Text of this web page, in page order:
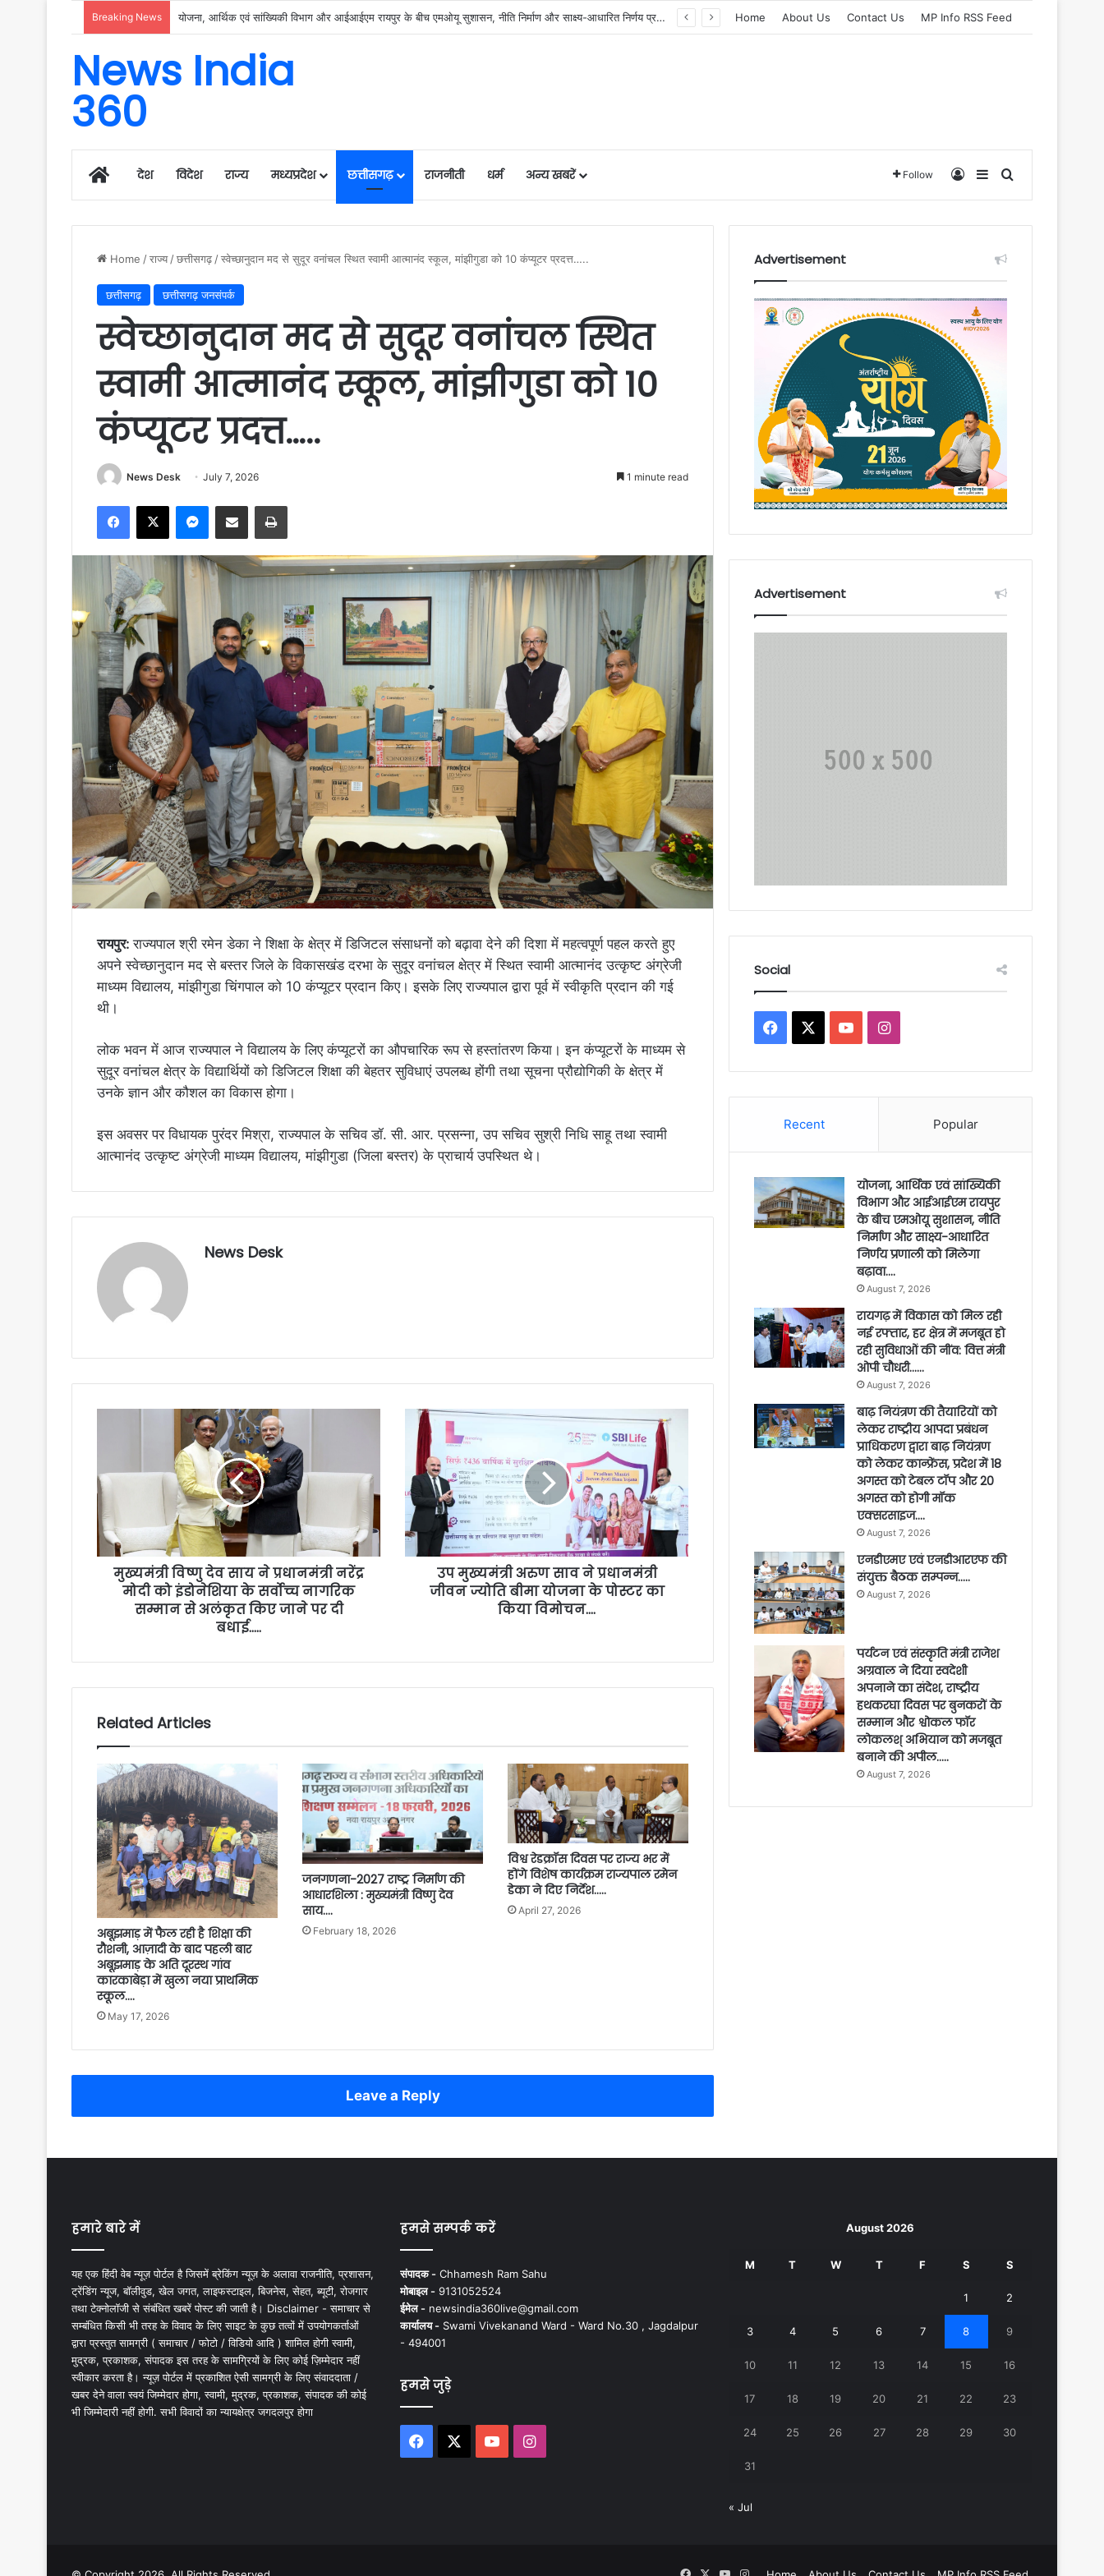
Breaking News रायगढ़ में विकास को मिल रही नई रफ्तार, हर क्षेत्र में मजबूत हो रही सुविधाओं की नींव: वित्त मंत्री ओपी चौधरी…… Home About Us Contact Us MP Info RSS Feed
News India
360
Homeदेश विदेश राज्य मध्यप्रदेश छत्तीसगढ़ राजनीती धर्म अन्य खबरें Follow Log InSidebarSearch for
Home /राज्य /छत्तीसगढ़ /स्वेच्छानुदान मद से सुदूर वनांचल स्थित स्वामी आत्मानंद स्कूल, मांझीगुडा को 10 कंप्यूटर प्रदत्त…..
छत्तीसगढ़ छत्तीसगढ़ जनसंपर्क
स्वेच्छानुदान मद से सुदूर वनांचल स्थित
स्वामी आत्मानंद स्कूल, मांझीगुडा को 10
कंप्यूटर प्रदत्त…..
News Desk July 7, 2026 1 minute read
Facebook
X Messenger
Share via Email Print
रायपुर:राज्यपाल श्री रमेन डेका ने शिक्षा के क्षेत्र में डिजिटल संसाधनों को बढ़ावा देने की दिशा में महत्वपूर्ण पहल करते हुए
अपने स्वेच्छानुदान मद से बस्तर जिले के विकासखंड दरभा के सुदूर वनांचल क्षेत्र में स्थित स्वामी आत्मानंद उत्कृष्ट अंग्रेजी
माध्यम विद्यालय, मांझीगुडा चिंगपाल को 10 कंप्यूटर प्रदान किए। इसके लिए राज्यपाल द्वारा पूर्व में स्वीकृति प्रदान की गई
थी।
लोक भवन में आज राज्यपाल ने विद्यालय के लिए कंप्यूटरों का औपचारिक रूप से हस्तांतरण किया। इन कंप्यूटरों के माध्यम से
सुदूर वनांचल क्षेत्र के विद्यार्थियों को डिजिटल शिक्षा की बेहतर सुविधाएं उपलब्ध होंगी तथा सूचना प्रौद्योगिकी के क्षेत्र में
उनके ज्ञान और कौशल का विकास होगा।
इस अवसर पर विधायक पुरंदर मिश्रा, राज्यपाल के सचिव डॉ. सी. आर. प्रसन्ना, उप सचिव सुश्री निधि साहू तथा स्वामी
आत्मानंद उत्कृष्ट अंग्रेजी माध्यम विद्यालय, मांझीगुडा (जिला बस्तर) के प्राचार्य उपस्थित थे।
News Desk
मुख्यमंत्री विष्णु देव साय ने प्रधानमंत्री नरेंद्र
मोदी को इंडोनेशिया के सर्वोच्च नागरिक
सम्मान से अलंकृत किए जाने पर दी
बधाई…..
उप मुख्यमंत्री अरुण साव ने प्रधानमंत्री
जीवन ज्योति बीमा योजना के पोस्टर का
किया विमोचन….
Related Articles
अबूझमाड़ में फैल रही है शिक्षा की
रौशनी, ​आज़ादी के बाद पहली बार
अबूझमाड़ के अति दूरस्थ गांव
कारकाबेड़ा में खुला नया प्राथमिक
स्कूल….
May 17, 2026
जनगणना-2027 राष्ट्र निर्माण की
आधारशिला : मुख्यमंत्री विष्णु देव
साय….
February 18, 2026
विश्व रेडक्रॉस दिवस पर राज्य भर में
होंगे विशेष कार्यक्रम राज्यपाल रमेन
डेका ने दिए निर्देश…..
April 27, 2026
Leave a Reply
Advertisement
Advertisement
Social
Facebook YouTubeInstagram
Recent Popular
योजना, आर्थिक एवं सांख्यिकी
विभाग और आईआईएम रायपुर
के बीच एमओयू सुशासन, नीति
निर्माण और साक्ष्य-आधारित
निर्णय प्रणाली को मिलेगा
बढ़ावा….
August 7, 2026
रायगढ़ में विकास को मिल रही
नई रफ्तार, हर क्षेत्र में मजबूत हो
रही सुविधाओं की नींव: वित्त मंत्री
ओपी चौधरी……
August 7, 2026
बाढ़ नियंत्रण की तैयारियों को
लेकर राष्ट्रीय आपदा प्रबंधन
प्राधिकरण द्वारा बाढ़ नियंत्रण
को लेकर कान्फ्रेंस, प्रदेश में 18
अगस्त को टेबल टॉप और 20
अगस्त को होगी मॉक
एक्सरसाइज….
August 7, 2026
एनडीएमए एवं एनडीआरएफ की
संयुक्त बैठक सम्पन्न…..
August 7, 2026
पर्यटन एवं संस्कृति मंत्री राजेश
अग्रवाल ने दिया स्वदेशी
अपनाने का संदेश, राष्ट्रीय
हथकरघा दिवस पर बुनकरों के
सम्मान और श्वोकल फॉर
लोकलश् अभियान को मजबूत
बनाने की अपील…..
August 7, 2026
हमारे बारे में
यह एक हिंदी वेब न्यूज़ पोर्टल है जिसमें ब्रेकिंग न्यूज़ के अलावा राजनीति, प्रशासन,
ट्रेंडिंग न्यूज, बॉलीवुड, खेल जगत, लाइफस्टाइल, बिजनेस, सेहत, ब्यूटी, रोजगार
तथा टेक्नोलॉजी से संबंधित खबरें पोस्ट की जाती है। Disclaimer - समाचार से
सम्बंधित किसी भी तरह के विवाद के लिए साइट के कुछ तत्वों में उपयोगकर्ताओं
द्वारा प्रस्तुत सामग्री ( समाचार / फोटो / विडियो आदि ) शामिल होगी स्वामी,
मुद्रक, प्रकाशक, संपादक इस तरह के सामग्रियों के लिए कोई ज़िम्मेदार नहीं
स्वीकार करता है। न्यूज़ पोर्टल में प्रकाशित ऐसी सामग्री के लिए संवाददाता /
खबर देने वाला स्वयं जिम्मेदार होगा, स्वामी, मुद्रक, प्रकाशक, संपादक की कोई
भी जिम्मेदारी नहीं होगी. सभी विवादों का न्यायक्षेत्र जगदलपुर होगा
हमसे सम्पर्क करें
संपादक -Chhamesh Ram Sahu
मोबाइल -9131052524
ईमेल - newsindia360live@gmail.com
कार्यालय -Swami Vivekanand Ward - Ward No.30 , Jagdalpur
- 494001
हमसे जुड़े
Facebook YouTubeInstagram
August 2026
M T W T F S S
1 2
3 4 5 6 7 8 9
10 11 12 13 14 15 16
17 18 19 20 21 22 23
24 25 26 27 28 29 30
31
« Jul